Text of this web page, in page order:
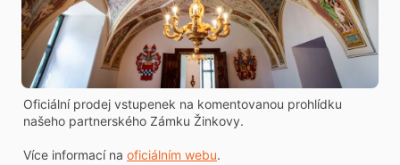
Oficiální prodej vstupenek na komentovanou prohlídku
našeho partnerského Zámku Žinkovy.
Více informací na oficiálním webu.